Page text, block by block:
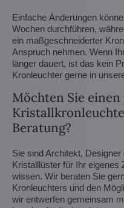
Einfache Änderungen
Wochen durchführen,
ein maßgeschneiderter
Anspruch nehmen. Wenn
länger dauert, ist das kein
Kronleuchter gerne in
Möchten Sie
Beratung?
Sie sind Architekt,
Kristalllüster für Ihr eigenes
wissen. Wir beraten Sie
Kronleuchters und den
wir entwerfen gemeinsam